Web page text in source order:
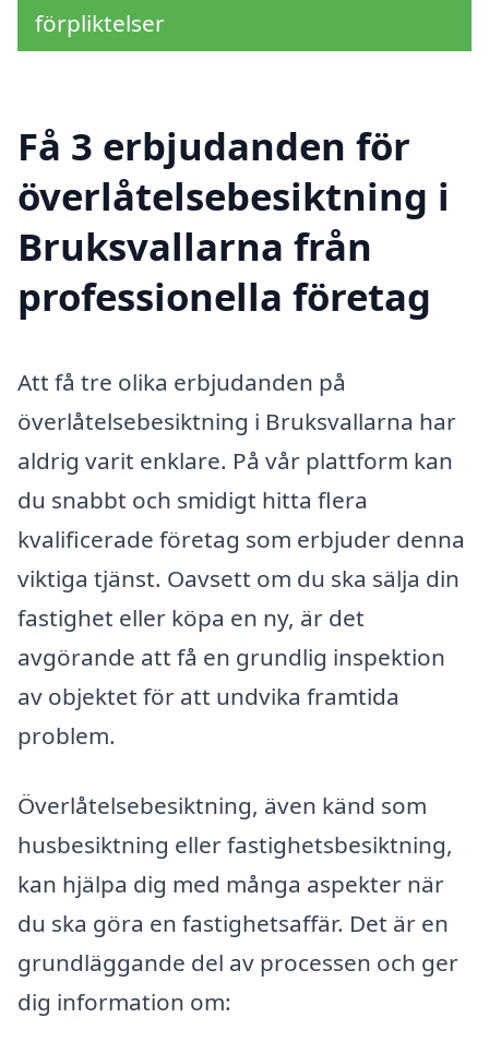
förpliktelser
Få 3 erbjudanden för
överlåtelsebesiktning i
Bruksvallarna från
professionella företag
Att få tre olika erbjudanden på
överlåtelsebesiktning i Bruksvallarna har
aldrig varit enklare. På vår plattform kan
du snabbt och smidigt hitta flera
kvalificerade företag som erbjuder denna
viktiga tjänst. Oavsett om du ska sälja din
fastighet eller köpa en ny, är det
avgörande att få en grundlig inspektion
av objektet för att undvika framtida
problem.
Överlåtelsebesiktning, även känd som
husbesiktning eller fastighetsbesiktning,
kan hjälpa dig med många aspekter när
du ska göra en fastighetsaffär. Det är en
grundläggande del av processen och ger
dig information om: